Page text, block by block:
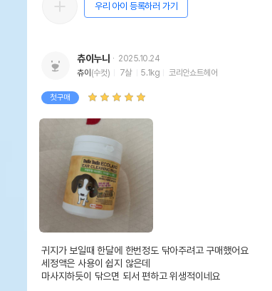
우리 아이 등록하러 가기
츄이누나
2025.10.24
츄이(수컷) 7살 5.1kg 코리안쇼트헤어
첫구매
귀지가 보일때 한달에 한번정도 닦아주려고 구매했어요
세정액은 사용이 쉽지 않은데
마사지하듯이 닦으면 되서 편하고 위생적이네요